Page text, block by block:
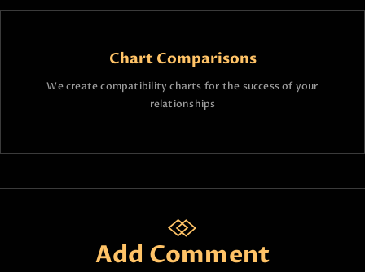
Chart Comparisons
We create compatibility charts for the success of your
relationships
Add Comment